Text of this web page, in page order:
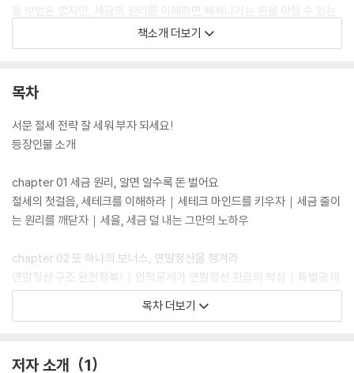
을 방법은 없지만, 세금의 원리를 이해하면 빠져나가는 돈을 막을 수 있는
수단이 생기기도 한다. 『합법적으로 세금 안 내는 110가지 방법 · 개인편』
은 바로 이 세금의 원리를 이해하기 쉽게 설명하는 동시에 지금 우리에게
책소개 더보기
목차
서문 절세 전략 잘 세워 부자 되세요!
등장인물 소개
chapter 01 세금 원리, 알면 알수록 돈 벌어요
절세의 첫걸음, 세테크를 이해하라｜세테크 마인드를 키우자｜세금 줄이
는 원리를 깨닫자｜세율, 세금 덜 내는 그만의 노하우
chapter 02 또 하나의 보너스, 연말정산을 챙겨라
연말정산 구조 완전정복!｜인적공제가 연말정산 환급의 핵심｜특별공제
를 잘 받으면 절세지갑이 두둑해진다｜연말정산, 혼자서도 할 수 있다｜
맞벌이 부부의 연말정산 작전｜퇴직 후에도 연말정산을 챙기면 돈이 들어
목차 더보기
저자 소개 1